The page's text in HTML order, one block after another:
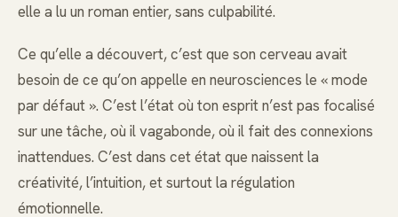
elle a lu un roman entier, sans culpabilité.
Ce qu’elle a découvert, c’est que son cerveau avait
besoin de ce qu’on appelle en neurosciences le « mode
par défaut ». C’est l’état où ton esprit n’est pas focalisé
sur une tâche, où il vagabonde, où il fait des connexions
inattendues. C’est dans cet état que naissent la
créativité, l’intuition, et surtout la régulation
émotionnelle.